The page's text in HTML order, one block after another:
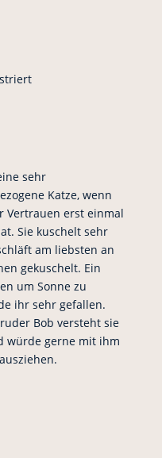
sehr
Katze, wenn
Vertrauen erst einmal
Sie kuschelt sehr
am liebsten an
gekuschelt. Ein
um Sonne zu
ihr sehr gefallen.
Bob versteht sie
würde gerne mit ihm